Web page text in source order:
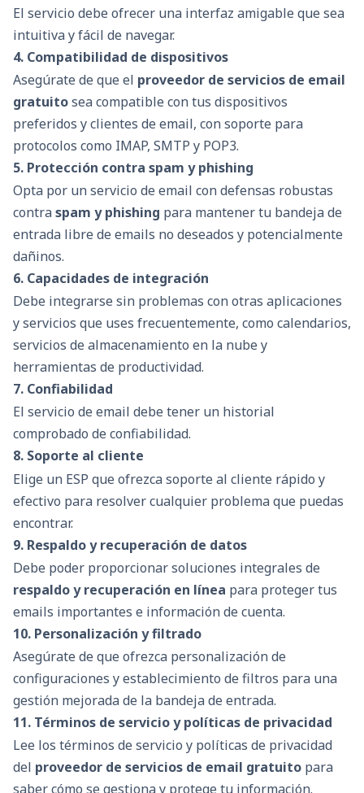
El servicio debe ofrecer una interfaz amigable que sea
intuitiva y fácil de navegar.
4. Compatibilidad de dispositivos
Asegúrate de que el proveedor de servicios de email
gratuitosea compatible con tus dispositivos
preferidos y clientes de email, con soporte para
protocolos como IMAP, SMTP y POP3.
5. Protección contra spam y phishing
Opta por un servicio de email con defensas robustas
contraspam y phishing para mantener tu bandeja de
entrada libre de emails no deseados y potencialmente
dañinos.
6. Capacidades de integración
Debe integrarse sin problemas con otras aplicaciones
y servicios que uses frecuentemente, como calendarios,
servicios de almacenamiento en la nube y
herramientas de productividad.
7. Confiabilidad
El servicio de email debe tener un historial
comprobado de confiabilidad.
8. Soporte al cliente
Elige un ESP que ofrezca soporte al cliente rápido y
efectivo para resolver cualquier problema que puedas
encontrar.
9. Respaldo y recuperación de datos
Debe poder proporcionar soluciones integrales de
respaldo y recuperación en línea para proteger tus
emails importantes e información de cuenta.
10. Personalización y filtrado
Asegúrate de que ofrezca personalización de
configuraciones y establecimiento de filtros para una
gestión mejorada de la bandeja de entrada.
11. Términos de servicio y políticas de privacidad
Lee los términos de servicio y políticas de privacidad
del proveedor de servicios de email gratuito para
saber cómo se gestiona y protege tu información.